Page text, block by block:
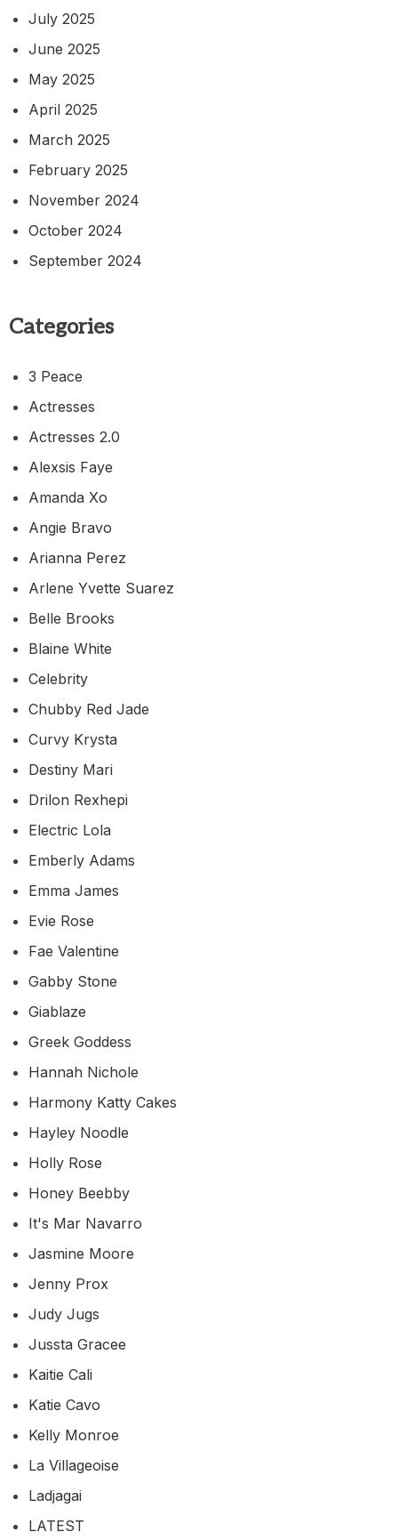
July 2025
June 2025
May 2025
April 2025
March 2025
February 2025
November 2024
October 2024
September 2024
Categories
3 Peace
Actresses
Actresses 2.0
Alexsis Faye
Amanda Xo
Angie Bravo
Arianna Perez
Arlene Yvette Suarez
Belle Brooks
Blaine White
Celebrity
Chubby Red Jade
Curvy Krysta
Destiny Mari
Drilon Rexhepi
Electric Lola
Emberly Adams
Emma James
Evie Rose
Fae Valentine
Gabby Stone
Giablaze
Greek Goddess
Hannah Nichole
Harmony Katty Cakes
Hayley Noodle
Holly Rose
Honey Beebby
It's Mar Navarro
Jasmine Moore
Jenny Prox
Judy Jugs
Jussta Gracee
Kaitie Cali
Katie Cavo
Kelly Monroe
La Villageoise
Ladjagai
LATEST